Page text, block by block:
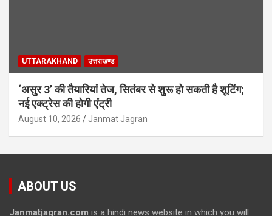
UTTARAKHAND उत्तराखण्ड
‘असुर 3’ की तैयारियां तेज, सितंबर से शुरू हो सकती है शूटिंग;
नई एक्ट्रेस की होगी एंट्री
August 10, 2026 Janmat Jagran
ABOUT US
Janmatjagran.com is a hindi news website in which you will